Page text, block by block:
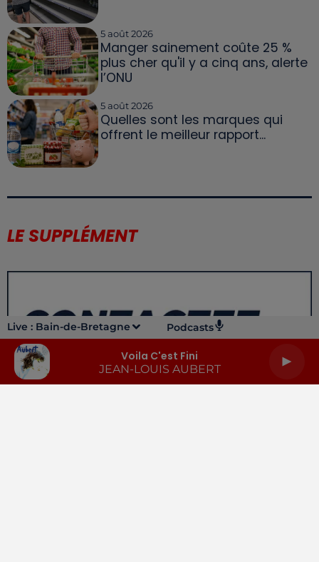
Live : Bain-de-Bretagne Podcasts
Voila C'est Fini
JEAN-LOUIS AUBERT
5 août 2026
Manger sainement coûte 25 %
plus cher qu'il y a cinq ans, alerte
l’ONU
5 août 2026
Quelles sont les marques qui
offrent le meilleur rapport...
LE SUPPLÉMENT